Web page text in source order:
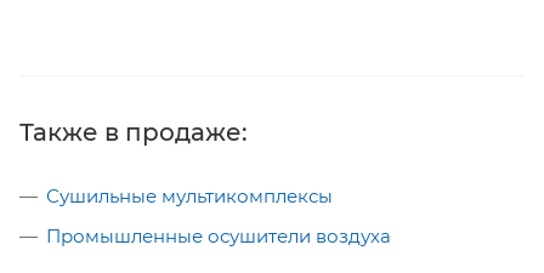
Также в продаже:
Сушильные мультикомплексы
Промышленные осушители воздуха